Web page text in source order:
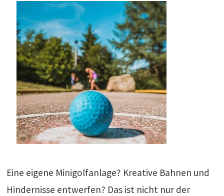
Eine eigene Minigolfanlage? Kreative Bahnen und
Hindernisse entwerfen? Das ist nicht nur der